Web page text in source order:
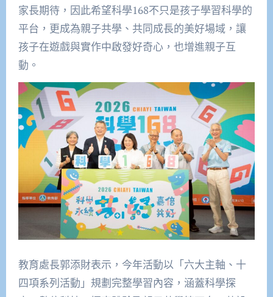
家長期待，因此希望科學168不只是孩子學習科學的
平台，更成為親子共學、共同成長的美好場域，讓
孩子在遊戲與實作中啟發好奇心，也增進親子互
動。
教育處長郭添財表示，今年活動以「六大主軸、十
四項系列活動」規劃完整學習內容，涵蓋科學探